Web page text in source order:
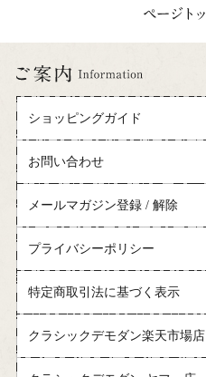
ショッピングガイド
お問い合わせ
メールマガジン登録 / 解除
プライバシーポリシー
特定商取引法に基づく表示
クラシックデモダン楽天市場店